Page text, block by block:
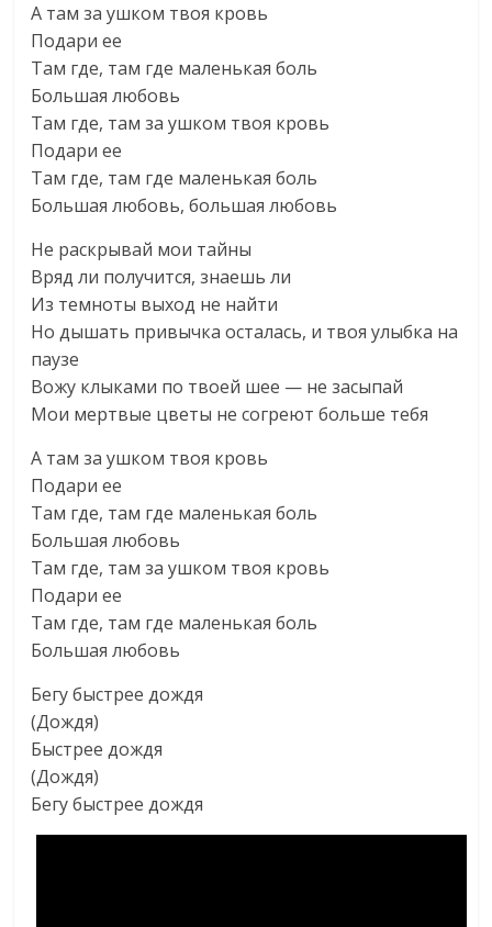
А там за ушком твоя кровь
Подари ее
Там где, там где маленькая боль
Большая любовь
Там где, там за ушком твоя кровь
Подари ее
Там где, там где маленькая боль
Большая любовь, большая любовь
Не раскрывай мои тайны
Вряд ли получится, знаешь ли
Из темноты выход не найти
Но дышать привычка осталась, и твоя улыбка на
паузе
Вожу клыками по твоей шее — не засыпай
Мои мертвые цветы не согреют больше тебя
А там за ушком твоя кровь
Подари ее
Там где, там где маленькая боль
Большая любовь
Там где, там за ушком твоя кровь
Подари ее
Там где, там где маленькая боль
Большая любовь
Бегу быстрее дождя
(Дождя)
Быстрее дождя
(Дождя)
Бегу быстрее дождя